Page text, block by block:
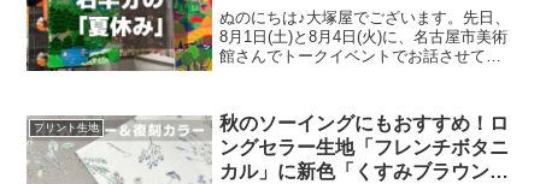
ぬのにちは♪大塚屋でございます。先日、
8月1日(土)と8月4日(火)に、名古屋市美術
館さんでトークイベントでお話させてい
客さまにご来場いただきましたことを御
礼申し上
プリント生地
秋のソーイングにもおすすめ！ロ
ングセラー生地「フレンチボタニ
カル」に新色「くすみブラウン」